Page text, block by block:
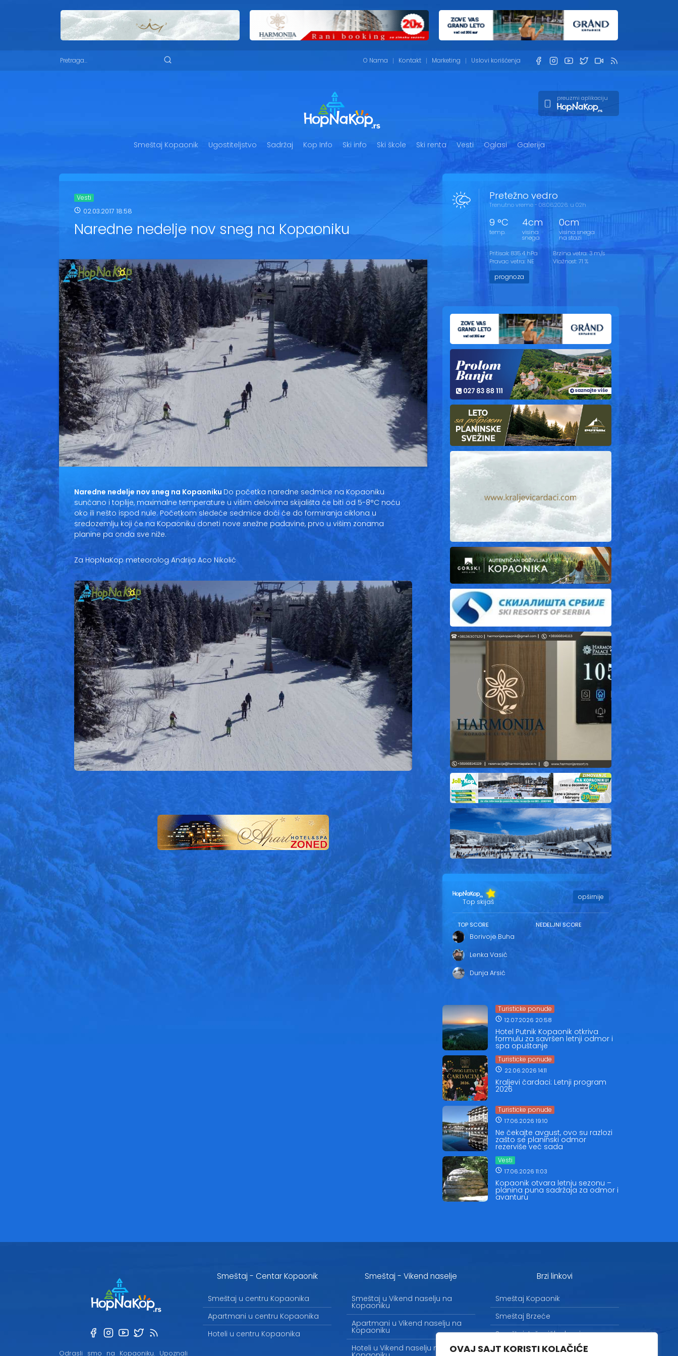
OVAJ SAJT KORISTI KOLAČIĆE
O Nama Kontakt Marketing Uslovi korišćenja
preuzmi aplikaciju
Smeštaj Kopaonik Ugostiteljstvo Sadržaj Kop Info Ski info Ski škole Ski renta Vesti Oglasi Galerija
Vesti
02.03.2017 18:58
Naredne nedelje nov sneg na Kopaoniku
Naredne nedelje nov sneg na Kopaoniku Do početka naredne sedmice na Kopaoniku
sunčano i toplije, maximalne temperature u višim delovima skijališta će biti od 5-8°C noću
oko ili nešto ispod nule. Početkom sledeće sedmice doći će do formiranja ciklona u
sredozemlju koji će na Kopaoniku doneti nove snežne padavine, prvo u višim zonama
planine pa onda sve niže.
Za HopNaKop meteorolog Andrija Aco Nikolić
Pretežno vedro
Trenutno vreme - 08.06.2026. u 02h
9 °C
temp.
4cm
visina
snega
0cm
visina snega
na stazi
Pritisak: 835.4 hPa
Pravac vetra: NE
Brzina vetra: 3 m/s
Vlažnost: 71 %
prognoza
Top skijaš
opširnije
TOP SCORE
Borivoje Buha
Lenka Vasić
Dunja Arsić
NEDELJNI SCORE
Turisticke ponude
12.07.2026 20:58
Hotel Putnik Kopaonik otkriva
formulu za savršen letnji odmor i
spa opuštanje
Turisticke ponude
22.06.2026 14:11
Kraljevi čardaci: Letnji program
2026
Turisticke ponude
17.06.2026 19:10
Ne čekajte avgust, ovo su razlozi
zašto se planinski odmor
rezerviše već sada
Vesti
17.06.2026 11:03
Kopaonik otvara letnju sezonu –
planina puna sadržaja za odmor i
avanturu
Odrasli smo na Kopaoniku. Upoznali
Smeštaj - Centar Kopaonik
Smeštaj u centru Kopaonika
Apartmani u centru Kopaonika
Hoteli u centru Kopaonika
Smeštaj - Vikend naselje
Smeštaj u Vikend naselju na
Kopaoniku
Apartmani u Vikend naselju na
Kopaoniku
Hoteli u Vikend naselju na
Brzi linkovi
Smeštaj Kopaonik
Smeštaj Brzeće
Smeštaj Jošanička banja
Uslovi korišćenja